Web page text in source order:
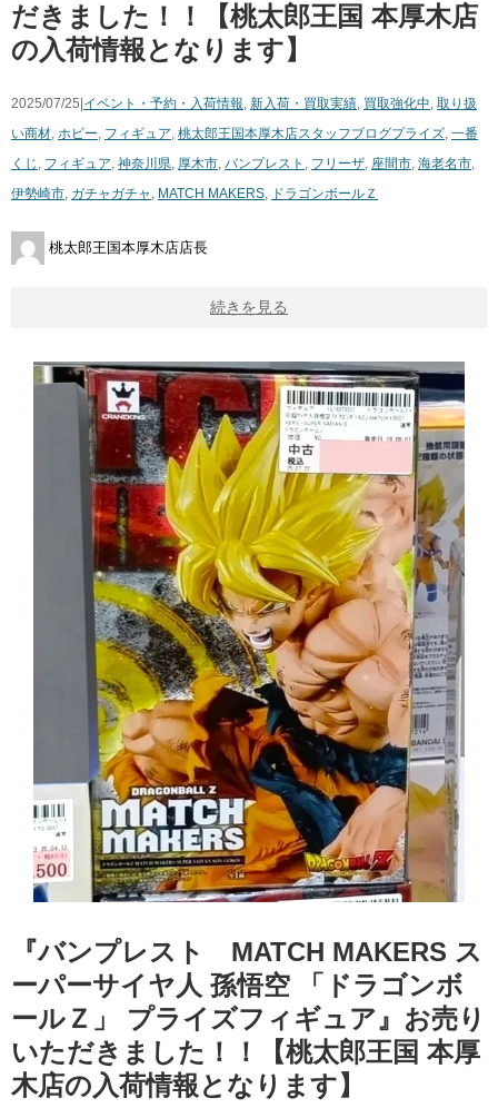
だきました！！【桃太郎王国 本厚木店
の入荷情報となります】
2025/07/25| イベント・予約・入荷情報, 新入荷・買取実績, 買取強化中, 取り扱
い商材, ホビー, フィギュア, 桃太郎王国本厚木店スタッフブログプライズ, 一番
くじ , フィギュア, 神奈川県, 厚木市, バンプレスト , フリーザ, 座間市, 海老名市,
伊勢崎市, ガチャガチャ , MATCH MAKERS, ドラゴンボールＺ
桃太郎王国本厚木店店長
続きを見る
『バンプレスト MATCH MAKERS ス
ーパーサイヤ人 孫悟空 「ドラゴンボ
ールＺ」 プライズフィギュア』お売り
いただきました！！【桃太郎王国 本厚
木店の入荷情報となります】